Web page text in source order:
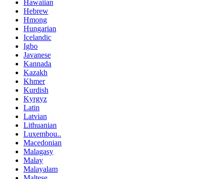
Hawaiian
Hebrew
Hmong
Hungarian
Icelandic
Igbo
Javanese
Kannada
Kazakh
Khmer
Kurdish
Kyrgyz
Latin
Latvian
Lithuanian
Luxembou..
Macedonian
Malagasy
Malay
Malayalam